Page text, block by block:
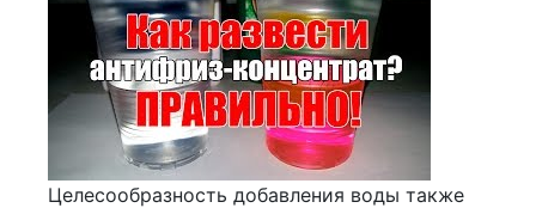
Целесообразность добавления воды также